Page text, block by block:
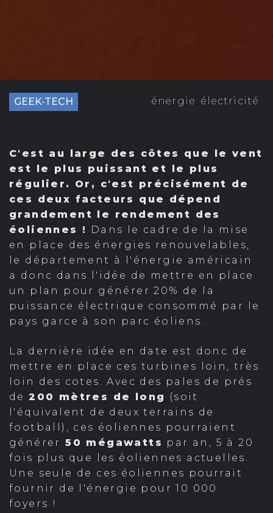
GEEK-TECH électricité
énergie
C'est au large des côtes que le vent
est le plus puissant et le plus
régulier. Or, c'est précisément de
ces deux facteurs que dépend
grandement le rendement des
éoliennes !
Dans le cadre de la mise
en place des énergies renouvelables,
le département à l'énergie américain
a donc dans l'idée de mettre en place
un plan pour générer 20% de la
puissance électrique consommé par le
pays garce à son
parc éoliens
La dernière idée en date est donc de
mettre en place ces turbines loin, très
loin des cotes. Avec des pales de prés
de200 mètres de long
(soit
l'équivalent de deux terrains de
football), ces éoliennes pourraient
générer 50 mégawatts par an, 5 à 20
fois plus que les éoliennes actuelles.
Une seule de ces éoliennes pourrait
fournir de l'énergie pour 10 000
foyers !